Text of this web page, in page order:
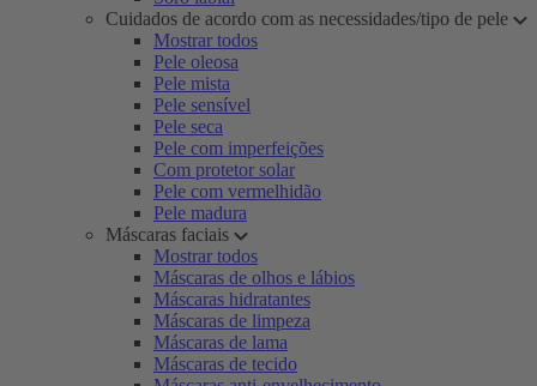
Cuidados de acordo com as necessidades/tipo de pele
Mostrar todos
Pele oleosa
Pele mista
Pele sensível
Pele seca
Pele com imperfeições
Com protetor solar
Pele com vermelhidão
Pele madura
Máscaras faciais
Mostrar todos
Máscaras de olhos e lábios
Máscaras hidratantes
Máscaras de limpeza
Máscaras de lama
Máscaras de tecido